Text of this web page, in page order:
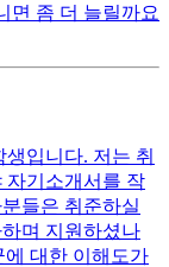
면 좀 더 늘릴까요
입니다. 저는 취
자기소개서를 작
들은 취준하실
며 지원하셨나
에 대한 이해도가